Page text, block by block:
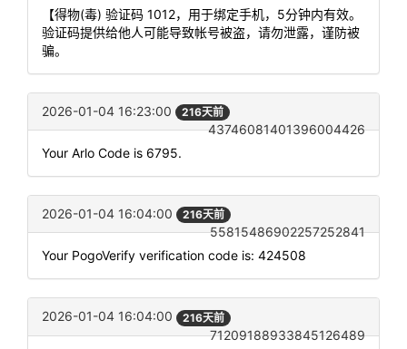
【得物(毒) 验证码 1012，用于绑定手机，5分钟内有效。
验证码提供给他人可能导致帐号被盗，请勿泄露，谨防被
骗。
2026-01-04 16:23:00 216天前
43746081401396004426
Your Arlo Code is 6795.
2026-01-04 16:04:00 216天前
55815486902257252841
Your PogoVerify verification code is: 424508
2026-01-04 16:04:00 216天前
71209188933845126489